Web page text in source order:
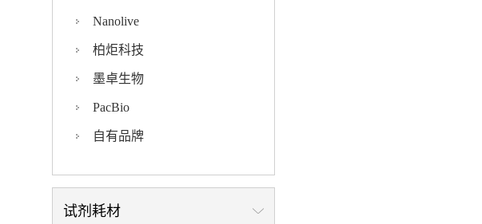
Nanolive
柏炬科技
墨卓生物
PacBio
自有品牌
试剂耗材